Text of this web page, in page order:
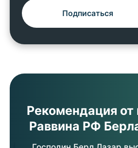
Подписаться
Рекомендация от
Раввина РФ